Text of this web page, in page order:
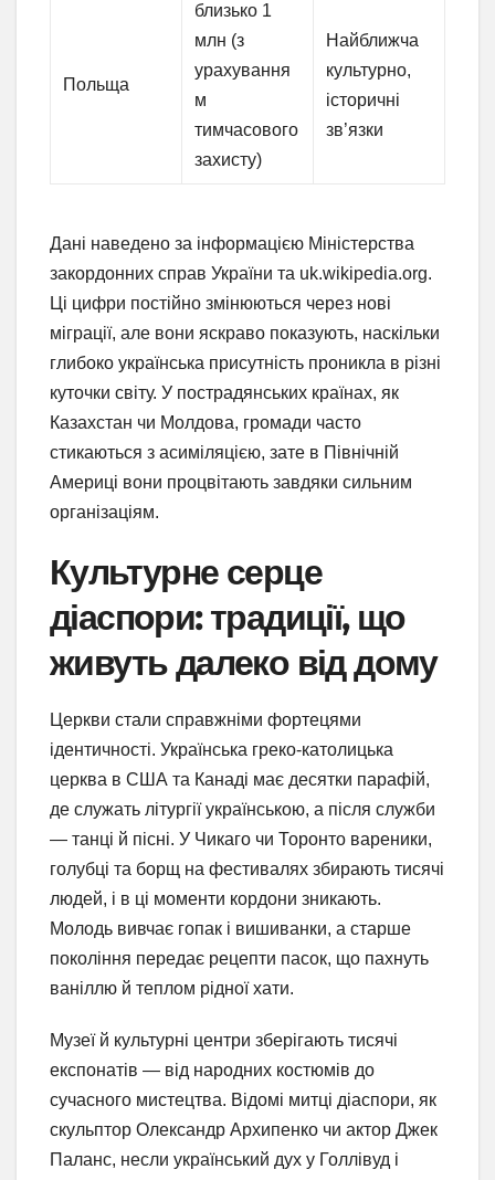
Польща
близько 1
млн (з
урахування
м
тимчасового
захисту)
Найближча
культурно,
історичні
зв’язки
Дані наведено за інформацією Міністерства
закордонних справ України та uk.wikipedia.org.
Ці цифри постійно змінюються через нові
міграції, але вони яскраво показують, наскільки
глибоко українська присутність проникла в різні
куточки світу. У пострадянських країнах, як
Казахстан чи Молдова, громади часто
стикаються з асиміляцією, зате в Північній
Америці вони процвітають завдяки сильним
організаціям.
Культурне серце
діаспори: традиції, що
живуть далеко від дому
Церкви стали справжніми фортецями
ідентичності. Українська греко-католицька
церква в США та Канаді має десятки парафій,
де служать літургії українською, а після служби
— танці й пісні. У Чикаго чи Торонто вареники,
голубці та борщ на фестивалях збирають тисячі
людей, і в ці моменти кордони зникають.
Молодь вивчає гопак і вишиванки, а старше
покоління передає рецепти пасок, що пахнуть
ваніллю й теплом рідної хати.
Музеї й культурні центри зберігають тисячі
експонатів — від народних костюмів до
сучасного мистецтва. Відомі митці діаспори, як
скульптор Олександр Архипенко чи актор Джек
Паланс, несли український дух у Голлівуд і